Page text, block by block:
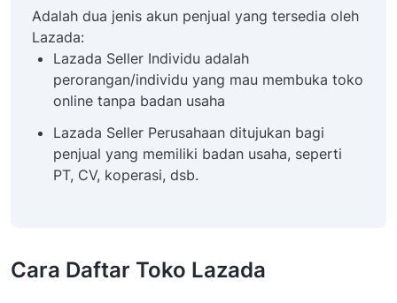
Adalah dua jenis akun penjual yang tersedia oleh
Lazada:
Lazada Seller Individu adalah
perorangan/individu yang mau membuka toko
online tanpa badan usaha
Lazada Seller Perusahaan ditujukan bagi
penjual yang memiliki badan usaha, seperti
PT, CV, koperasi, dsb.
Cara Daftar Toko Lazada